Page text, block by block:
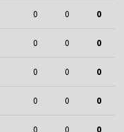
0 0 0
0 0 0
0 0 0
0 0 0
0 0 0